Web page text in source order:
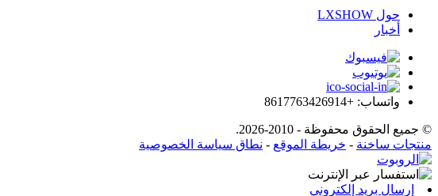
حول LXSHOW
أخبار
واتساب: +8617763426914
© جميع الحقوق محفوظة - 2010-2026.
منتجات ساخنة - خريطة الموقع - نطاق سياسة الخصوصية
إرسال بريد إلكتروني